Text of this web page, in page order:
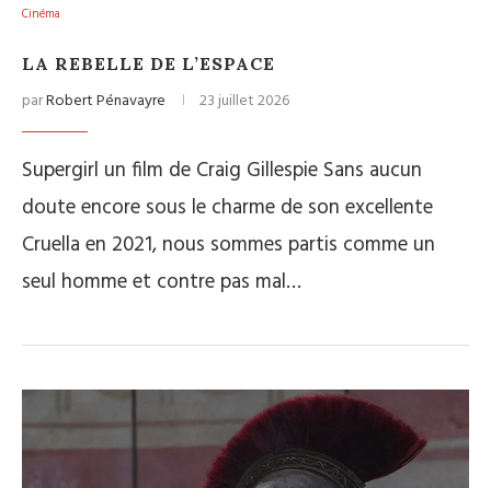
Cinéma
LA REBELLE DE L’ESPACE
parRobert Pénavayre 23 juillet 2026
Supergirl un film de Craig Gillespie Sans aucun
doute encore sous le charme de son excellente
Cruella en 2021, nous sommes partis comme un
seul homme et contre pas mal…